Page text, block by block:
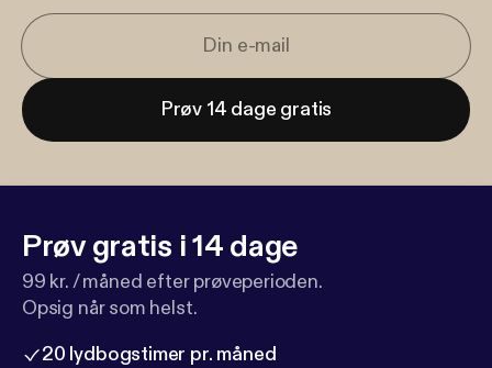
Prøv 14 dage gratis
Prøv gratis i 14 dage
99 kr. / måned efter prøveperioden.
Opsig når som helst.
20 lydbogstimer pr. måned